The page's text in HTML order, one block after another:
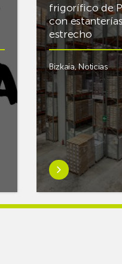
frigorífico de
con
estrecho
Bizkaia,Noticias
Saber
más
sobreAR
Racking